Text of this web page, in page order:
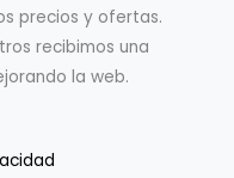
precios y ofertas.
recibimos una
la web.